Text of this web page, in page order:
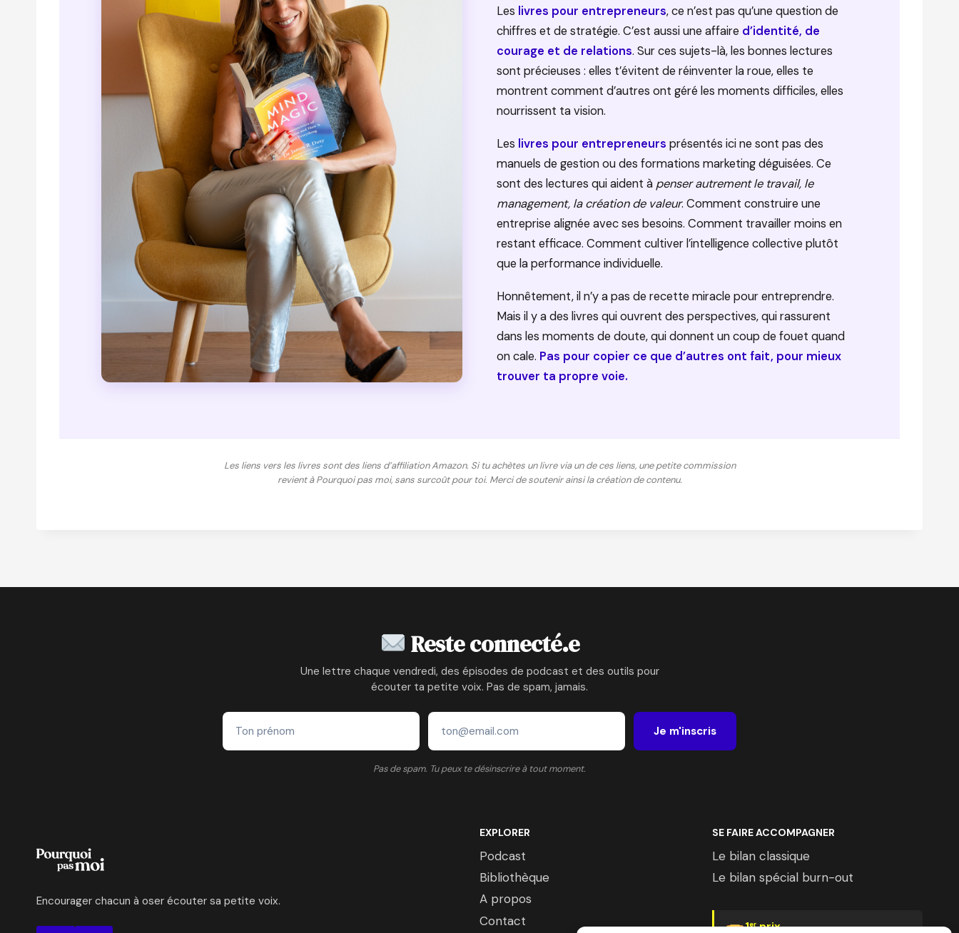
Les livres pour entrepreneurs, ce n’est pas qu’une question de
chiffres et de stratégie. C’est aussi une affaire d’identité, de
courage et de relations. Sur ces sujets-là, les bonnes lectures
sont précieuses : elles t’évitent de réinventer la roue, elles te
montrent comment d’autres ont géré les moments difficiles, elles
nourrissent ta vision.
Les livres pour entrepreneurs présentés ici ne sont pas des
manuels de gestion ou des formations marketing déguisées. Ce
sont des lectures qui aident à penser autrement le travail, le
management, la création de valeur. Comment construire une
entreprise alignée avec ses besoins. Comment travailler moins en
restant efficace. Comment cultiver l’intelligence collective plutôt
que la performance individuelle.
Honnêtement, il n’y a pas de recette miracle pour entreprendre.
Mais il y a des livres qui ouvrent des perspectives, qui rassurent
dans les moments de doute, qui donnent un coup de fouet quand
on cale. Pas pour copier ce que d’autres ont fait, pour mieux
trouver ta propre voie.
Les liens vers les livres sont des liens d’affiliation Amazon. Si tu achètes un livre via un de ces liens, une petite commission
revient à Pourquoi pas moi, sans surcoût pour toi. Merci de soutenir ainsi la création de contenu.
Reste connecté.e
Une lettre chaque vendredi, des épisodes de podcast et des outils pour
écouter ta petite voix. Pas de spam, jamais.
Je m'inscris
Pas de spam. Tu peux te désinscrire à tout moment.
Encourager chacun à oser écouter sa petite voix.
EXPLORER
Podcast
Bibliothèque
A propos
Contact
SE FAIRE ACCOMPAGNER
Le bilan classique
Le bilan spécial burn-out
1erprix